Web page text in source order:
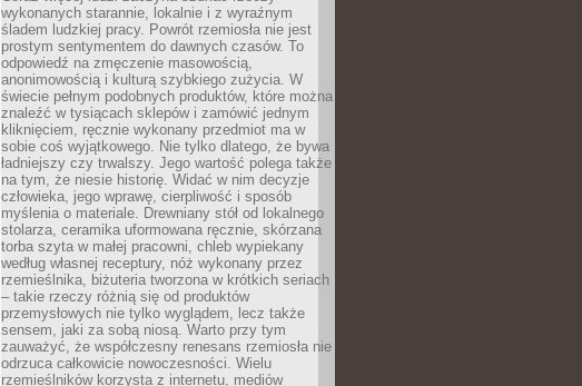
wykonanych starannie, lokalnie i z wyraźnym
śladem ludzkiej pracy. Powrót rzemiosła nie jest
prostym sentymentem do dawnych czasów. To
odpowiedź na zmęczenie masowością,
anonimowością i kulturą szybkiego zużycia. W
świecie pełnym podobnych produktów, które można
znaleźć w tysiącach sklepów i zamówić jednym
kliknięciem, ręcznie wykonany przedmiot ma w
sobie coś wyjątkowego. Nie tylko dlatego, że bywa
ładniejszy czy trwalszy. Jego wartość polega także
na tym, że niesie historię. Widać w nim decyzje
człowieka, jego wprawę, cierpliwość i sposób
myślenia o materiale. Drewniany stół od lokalnego
stolarza, ceramika uformowana ręcznie, skórzana
torba szyta w małej pracowni, chleb wypiekany
według własnej receptury, nóż wykonany przez
rzemieślnika, biżuteria tworzona w krótkich seriach
– takie rzeczy różnią się od produktów
przemysłowych nie tylko wyglądem, lecz także
sensem, jaki za sobą niosą. Warto przy tym
zauważyć, że współczesny renesans rzemiosła nie
odrzuca całkowicie nowoczesności. Wielu
rzemieślników korzysta z internetu, mediów